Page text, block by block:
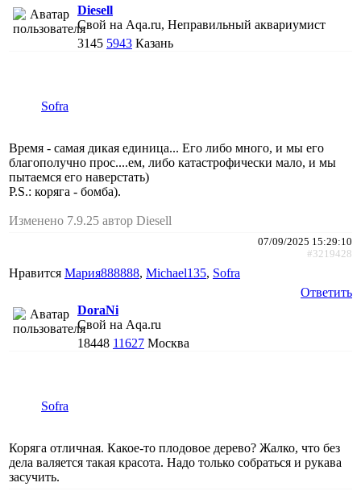
Diesell
Свой на Aqa.ru, Неправильный аквариумист
3145 5943 Казань
Sofra
Время - самая дикая единица... Его либо много, и мы его
благополучно прос....ем, либо катастрофически мало, и мы
пытаемся его наверстать)
P.S.: коряга - бомба).
Изменено 7.9.25 автор Diesell
07/09/2025 15:29:10
#3219428
Нравится Мария888888, Michael135, Sofra
Ответить
DoraNi
Свой на Aqa.ru
18448 11627 Москва
Sofra
Коряга отличная. Какое-то плодовое дерево? Жалко, что без
дела валяется такая красота. Надо только собраться и рукава
засучить.